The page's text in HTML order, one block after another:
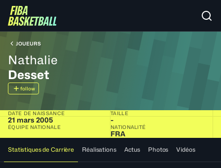
JOUEURS
Nathalie
Desset
follow
DATE DE NAISSANCE
21 mars 2005
TAILLE
-
ÉQUIPE NATIONALE NATIONALITÉ
FRA
Statistiques de Carrière Réalisations Actus Photos Vidéos